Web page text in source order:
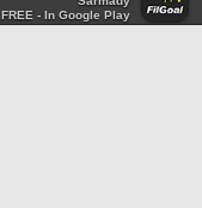
FREE - In Google Play